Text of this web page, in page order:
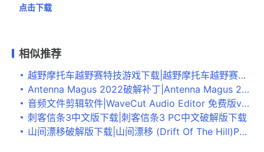
点击下载
相似推荐
越野摩托车越野赛特技游戏下载|越野摩托车越野赛特技 (Dirt Bike Motocross Stunts)破解版下载
Antenna Magus 2022破解补丁|Antenna Magus 2022破解文件 v12.1.0下载
音频文件剪辑软件|WaveCut Audio Editor 免费版v5.2.5.0 已下架
刺客信条3中文版下载|刺客信条3 PC中文破解版下载
山间漂移破解版下载|山间漂移 (Drift Of The Hill)PC版下载